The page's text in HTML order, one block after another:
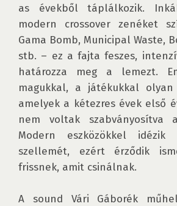
as évekből táplálkozik.
modern crossover zenéket
Gama Bomb, Municipal Waste,
stb. – ez a fajta feszes,
határozza meg a lemezt.
magukkal, a játékukkal
amelyek a kétezres évek első
nem voltak szabványosítva a
Modern eszközökkel
szellemét, ezért érződik
frissnek, amit csinálnak.
A sound Vári Gáborék